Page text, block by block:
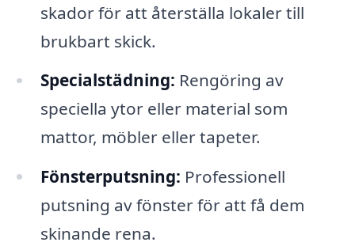
skador för att återställa lokaler till
brukbart skick.
Specialstädning: Rengöring av
speciella ytor eller material som
mattor, möbler eller tapeter.
Fönsterputsning: Professionell
putsning av fönster för att få dem
skinande rena.